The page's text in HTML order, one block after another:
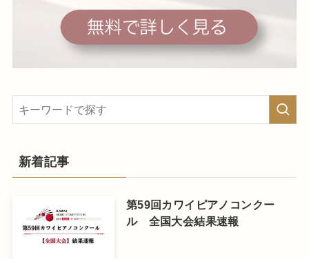
新着記事
第59回カワイピアノコンクー
ル 全国大会結果速報